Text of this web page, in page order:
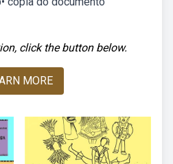
click the button below.
MORE